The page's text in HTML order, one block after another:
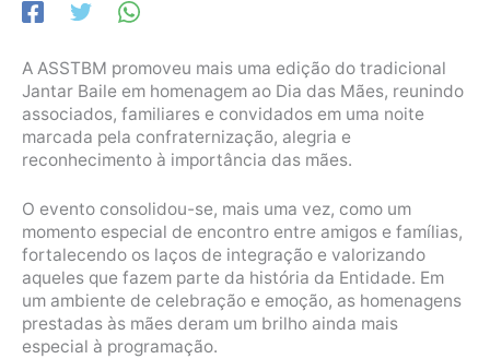
A ASSTBM promoveu mais uma edição do tradicional
Jantar Baile em homenagem ao Dia das Mães, reunindo
associados, familiares e convidados em uma noite
marcada pela confraternização, alegria e
reconhecimento à importância das mães.
O evento consolidou-se, mais uma vez, como um
momento especial de encontro entre amigos e famílias,
fortalecendo os laços de integração e valorizando
aqueles que fazem parte da história da Entidade. Em
um ambiente de celebração e emoção, as homenagens
prestadas às mães deram um brilho ainda mais
especial à programação.